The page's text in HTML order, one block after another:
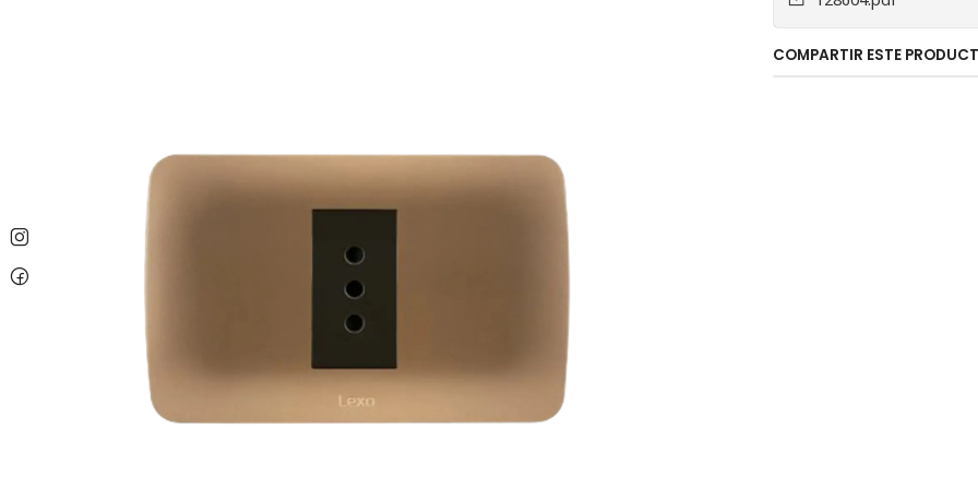
COMPARTIR ESTE